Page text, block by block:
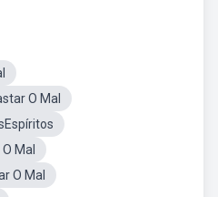
O Mal
Mal
O Mal